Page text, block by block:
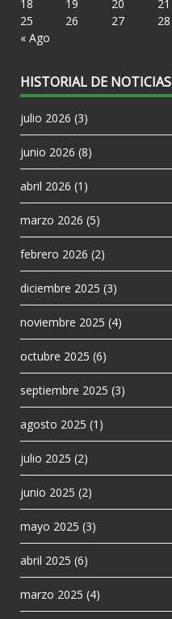
« Ago
18 19 20 21
25
26 27 28
HISTORIAL DE NOTICIAS
julio 2026 (3)
junio 2026 (8)
abril 2026 (1)
marzo 2026 (5)
febrero 2026 (2)
diciembre 2025 (3)
noviembre 2025 (4)
octubre 2025 (6)
septiembre 2025 (3)
agosto 2025 (1)
julio 2025 (2)
junio 2025 (2)
mayo 2025 (3)
abril 2025 (6)
marzo 2025 (4)